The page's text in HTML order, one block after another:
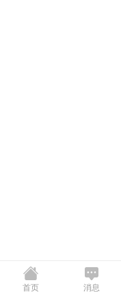
首页 消息